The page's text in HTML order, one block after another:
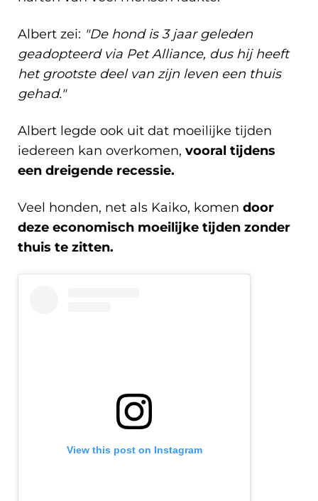
Albert zei: "De hond is 3 jaar geleden
geadopteerd via Pet Alliance, dus hij heeft
het grootste deel van zijn leven een thuis
gehad."
Albert legde ook uit dat moeilijke tijden
iedereen kan overkomen, vooral tijdens
een dreigende recessie.
Veel honden, net als Kaiko, komen door
deze economisch moeilijke tijden zonder
thuis te zitten.
View this post on Instagram